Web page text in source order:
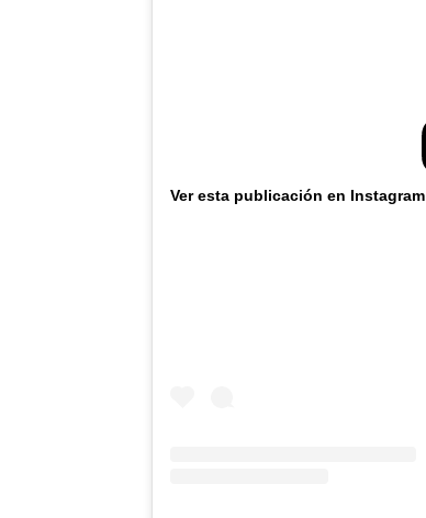
Ver esta publicación en Instagram